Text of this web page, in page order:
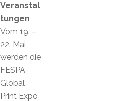
Veranstal
tungen
Vom 19. –
22. Mai
werden die
FESPA
Global
Print Expo